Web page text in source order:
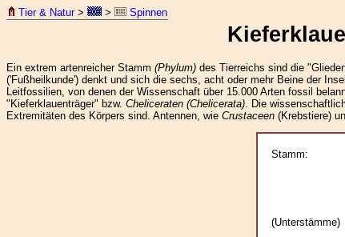
Tier & Natur> > Spinnen
Ein extrem artenreicher Stamm (Phylum) des Tierreichs sind die
('Fußheilkunde') denkt und sich die sechs, acht oder mehr Beine der
Leitfossilien, von denen der Wissenschaft über 15.000 Arten fossil
"Kieferklauenträger" bzw. Cheliceraten (Chelicerata) . Die
Extremitäten des Körpers sind. Antennen, wie Crustaceen (Krebstiere)
Stamm:
(Unterstämme)